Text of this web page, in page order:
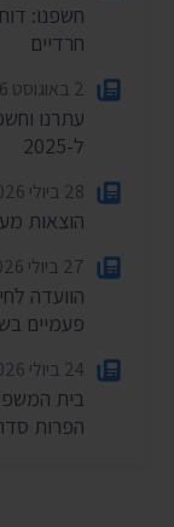
חשפנו:
חרדיים
2 באוגוסט 2026
עתרנו
ל-2025
28 ביולי 2026
הוצאות
27 ביולי 2026
הוועדה
פעמיים
24 ביולי 2026
בית
הפרות